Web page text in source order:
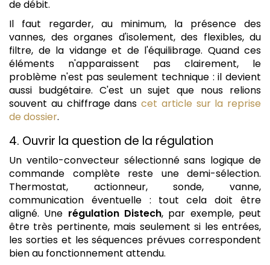
de débit.
Il faut regarder, au minimum, la présence des
vannes, des organes d'isolement, des flexibles, du
filtre, de la vidange et de l'équilibrage. Quand ces
éléments n'apparaissent pas clairement, le
problème n'est pas seulement technique : il devient
aussi budgétaire. C'est un sujet que nous relions
souvent au chiffrage dans cet article sur la reprise
de dossier.
4. Ouvrir la question de la régulation
Un ventilo-convecteur sélectionné sans logique de
commande complète reste une demi-sélection.
Thermostat, actionneur, sonde, vanne,
communication éventuelle : tout cela doit être
aligné. Une régulation Distech, par exemple, peut
être très pertinente, mais seulement si les entrées,
les sorties et les séquences prévues correspondent
bien au fonctionnement attendu.